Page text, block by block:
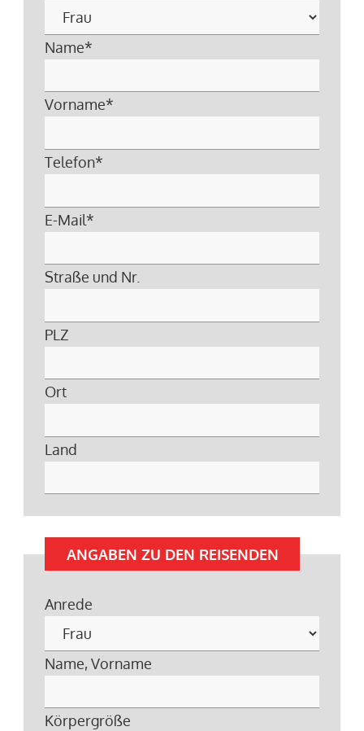
Name*
Vorname*
Telefon*
E-Mail*
Straße und Nr.
PLZ
Ort
Land
ANGABEN ZU DEN REISENDEN
Anrede
Name, Vorname
Körpergröße